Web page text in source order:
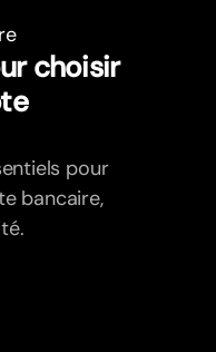
choisir
pour
bancaire,